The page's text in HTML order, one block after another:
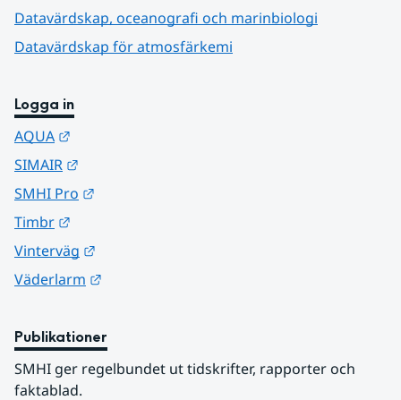
Datavärdskap, oceanografi och marinbiologi
Datavärdskap för atmosfärkemi
Logga in
AQUA
SIMAIR
SMHI Pro
Timbr
Vinterväg
Väderlarm
Publikationer
SMHI ger regelbundet ut tidskrifter, rapporter och
faktablad.